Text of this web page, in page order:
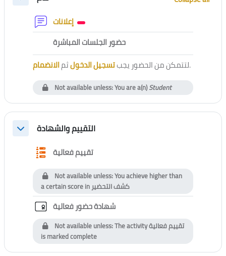
Forum
حضور الجلسات المباشرةExternal tool
لتتمكن من الحضور يجبتسجيل الدخولثمالانضمام .
Not available unless: You are a(n)Student
Collapseالتقييم والشهادة
تقييم فعاليةQuestionnaire
Not available unless: You achieve higher than
a certain score inكشف التحضير
شهادة حضور فعاليةCustom certificate
Not available unless: The activityتقييم فعالية
is marked complete